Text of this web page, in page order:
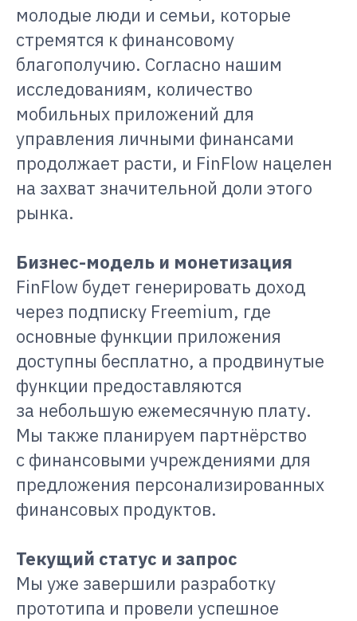
молодые люди и семьи, которые
стремятся к финансовому
благополучию. Согласно нашим
исследованиям, количество
мобильных приложений для
управления личными финансами
продолжает расти, и FinFlow нацелен
на захват значительной доли этого
рынка.
Бизнес-модель и монетизация
FinFlow будет генерировать доход
через подписку Freemium, где
основные функции приложения
доступны бесплатно, а продвинутые
функции предоставляются
за небольшую ежемесячную плату.
Мы также планируем партнёрство
с финансовыми учреждениями для
предложения персонализированных
финансовых продуктов.
Текущий статус и запрос
Мы уже завершили разработку
прототипа и провели успешное